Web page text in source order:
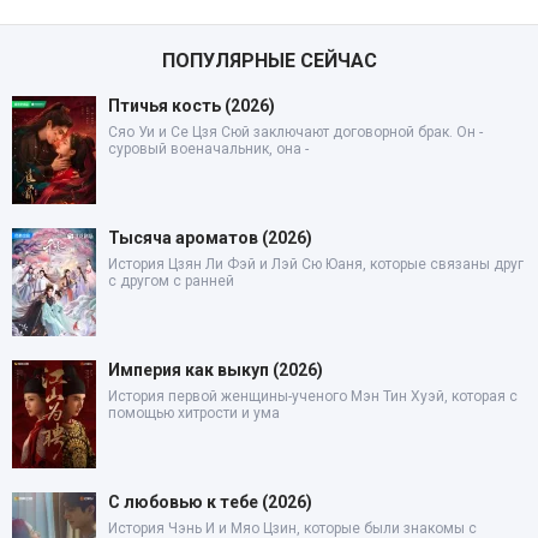
ПОПУЛЯРНЫЕ СЕЙЧАС
Птичья кость (2026)
Сяо Уи и Се Цзя Сюй заключают договорной брак. Он -
суровый военачальник, она -
Тысяча ароматов (2026)
История Цзян Ли Фэй и Лэй Сю Юаня, которые связаны друг
с другом с ранней
Империя как выкуп (2026)
История первой женщины-ученого Мэн Тин Хуэй, которая с
помощью хитрости и ума
С любовью к тебе (2026)
История Чэнь И и Мяо Цзин, которые были знакомы с